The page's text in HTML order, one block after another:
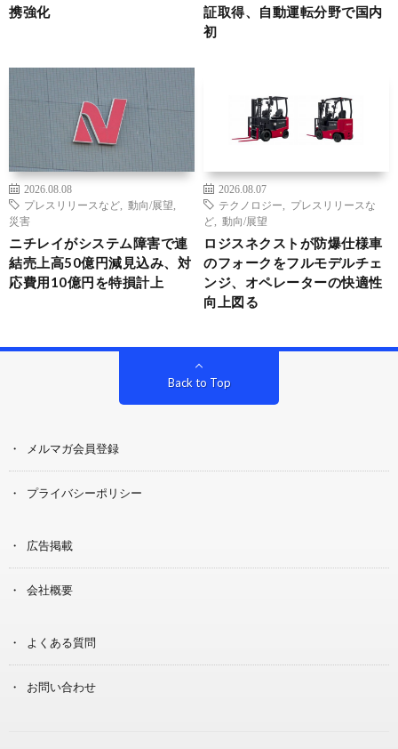
携強化
証取得、自動運転分野で国内
初
2026.08.08
プレスリリースなど
動向/展望
災害
ニチレイがシステム障害で連
結売上高50億円減見込み、対
応費用10億円を特損計上
2026.08.07
テクノロジー
プレスリリースな
ど
動向/展望
ロジスネクストが防爆仕様車
のフォークをフルモデルチェ
ンジ、オペレーターの快適性
向上図る
Back to Top
メルマガ会員登録
プライバシーポリシー
広告掲載
会社概要
よくある質問
お問い合わせ